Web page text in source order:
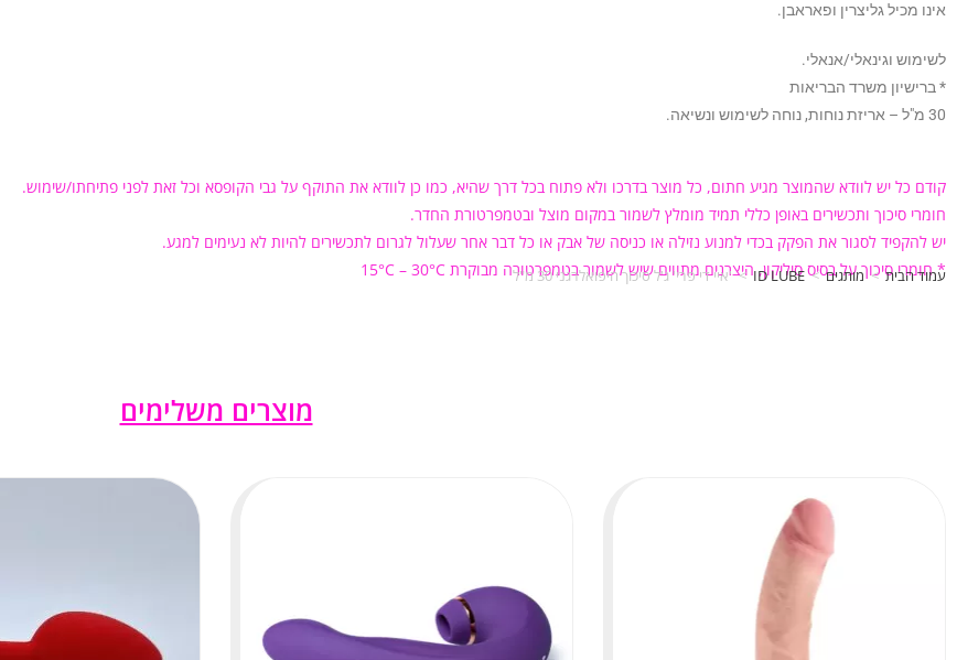
אינו מכיל גליצרין ופאראבן.
לשימוש וגינאלי/אנאלי.
* ברישיון משרד הבריאות
30 מ"ל – אריזת נוחות, נוחה לשימוש ונשיאה.
קודם כל יש לוודא שהמוצר מגיע חתום, כל מוצר בדרכו ולא פתוח בכל דרך שהיא, כמו כן לוודא את התוקף על גבי הקופסא וכל זאת לפני פתיחתו/שימוש.
חומרי סיכוך ותכשירים באופן כללי תמיד מומלץ לשמור במקום מוצל ובטמפרטורת החדר.
יש להקפיד לסגור את הפקק בכדי למנוע נזילה או כניסה של אבק או כל דבר אחר שעלול לגרום לתכשירים להיות לא נעימים למגע.
* חומרי סיכוך על בסיס סיליקון, היצרנים מתווים שיש לשמור בטמפרטורה מבוקרת 15°C – 30°C
עמוד הבית > מותגים >
ID LUBE
> 'איי די פרי' ג'ל סיכוך היפואלרגני 30 מ"ל
מוצרים משלימים